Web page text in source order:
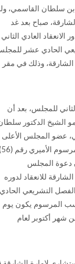
سلطان القاسمي،
صباح بعد غد
العادي الثاني
الحادي عشر
الشارقة، وذلك في مقر
للمجلس، بعد أن
الشيخ الدكتور
عضو المجلس الأعلى
حاكم الشارقة،
بشأن دعوة المجلس
للانعقاد لدوره
التشريعي الحادي
المرسوم يكون يوم
شهر أكتوبر لعام